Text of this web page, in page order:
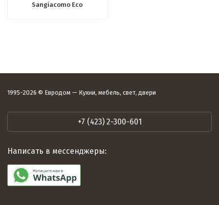
Sangiacomo Eco
1995-2026 © Евродом — Кухни, мебель, свет, двери
+7 (423) 2-300-601
Написать в мессенджеры: